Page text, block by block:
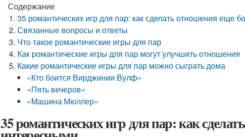
Содержание
35 романтических игр для пар: как сделать отношения еще
Связанные вопросы и ответы
Что такое романтические игры для пар
Как романтические игры для пар могут улучшить отношения
Какие романтические игры для пар можно сыграть дома
«Кто боится Вирджинии Вулф»
«Пять вечеров»
«Машина Мюллер»
35 романтических игр для пар: как